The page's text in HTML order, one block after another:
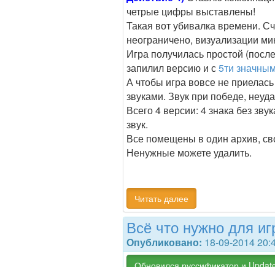
четрые цифры выставлены!
Такая вот убивалка времени.
неограничено, визуализации
Игра получилась простой
запилил версию и с5ти
А чтобы игра вовсе не
звуками. Звук при победе,
Всего 4 версии: 4 знака без
звук.
Все помещены в один архив,
Ненужные можете удалить.
Читать далее
Всё что нужно для
Опубликовано: 18-09-2014